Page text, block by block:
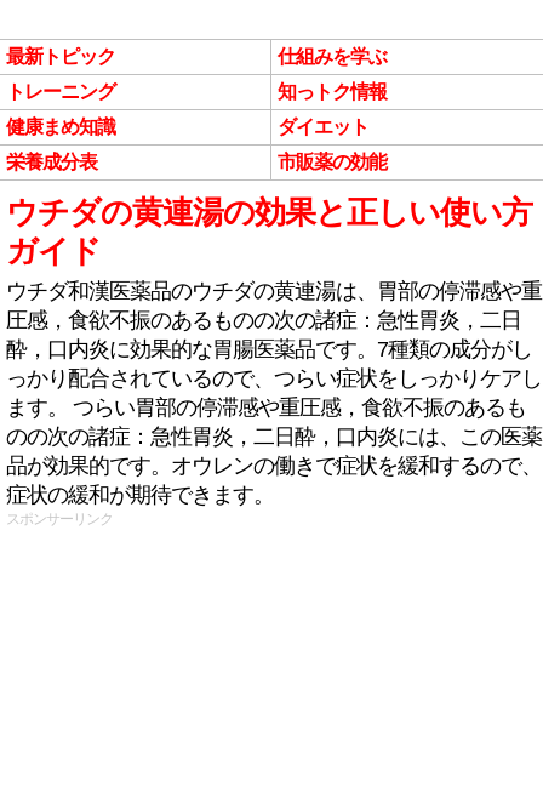
最新トピック
仕組みを学ぶ
トレーニング
知っトク情報
健康まめ知識
ダイエット
栄養成分表
市販薬の効能
ウチダの黄連湯の効果と正しい使い方
ガイド
ウチダ和漢医薬品のウチダの黄連湯は、胃部の停滞感や重
圧感，食欲不振のあるものの次の諸症：急性胃炎，二日
酔，口内炎に効果的な胃腸医薬品です。7種類の成分がし
っかり配合されているので、つらい症状をしっかりケアし
ます。 つらい胃部の停滞感や重圧感，食欲不振のあるも
のの次の諸症：急性胃炎，二日酔，口内炎には、この医薬
品が効果的です。オウレンの働きで症状を緩和するので、
症状の緩和が期待できます。
スポンサーリンク